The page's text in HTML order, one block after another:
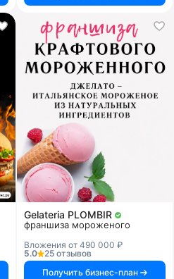
Gelateria PLOMBIR
франшиза мороженого
Вложения от 490 000 ₽
5.0
25 отзывов
Получить бизнес-план